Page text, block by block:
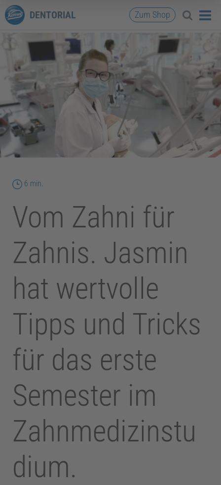
DENTORIAL Zum Shop
Lesedauer
6 min.
Vom Zahni für
Zahnis. Jasmin
hat wertvolle
Tipps und Tricks
für das erste
Semester im
Zahnmedizinstu
dium.